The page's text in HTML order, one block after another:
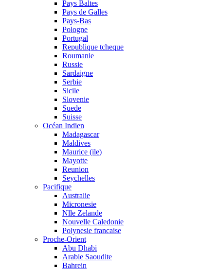
Pays Baltes
Pays de Galles
Pays-Bas
Pologne
Portugal
Republique tcheque
Roumanie
Russie
Sardaigne
Serbie
Sicile
Slovenie
Suede
Suisse
Océan Indien
Madagascar
Maldives
Maurice (ile)
Mayotte
Reunion
Seychelles
Pacifique
Australie
Micronesie
Nlle Zelande
Nouvelle Caledonie
Polynesie francaise
Proche-Orient
Abu Dhabi
Arabie Saoudite
Bahrein